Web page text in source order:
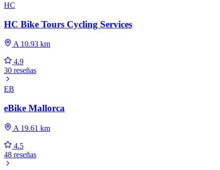
HC
HC Bike Tours Cycling Services
A 10.93 km
4.9
30 reseñas
EB
eBike Mallorca
A 19.61 km
4.5
48 reseñas